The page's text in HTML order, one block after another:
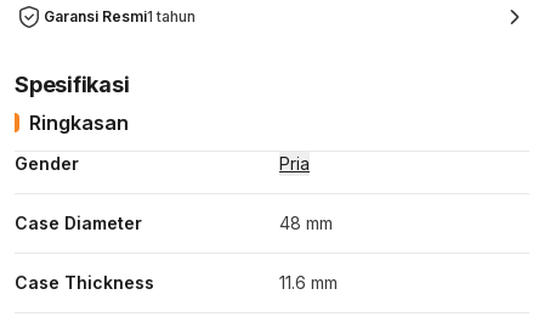
Garansi Resmi1 tahun
Spesifikasi
Ringkasan
Gender Pria
Case Diameter 48 mm
Case Thickness 11.6 mm